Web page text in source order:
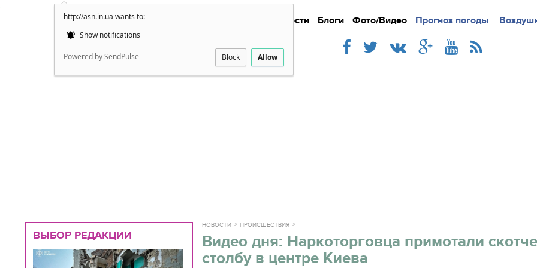
http://asn.in.ua wants to:
Show notifications
Powered by SendPulse Block Allow
Новости Блоги Фото/Видео Прогноз погоды
Подробно Новости
ВЫБОР РЕДАКЦИИ
НОВОСТИ ПРОИСШЕСТВИЯ
Видео дня: Наркоторговца примотали
столбу в центре Киева